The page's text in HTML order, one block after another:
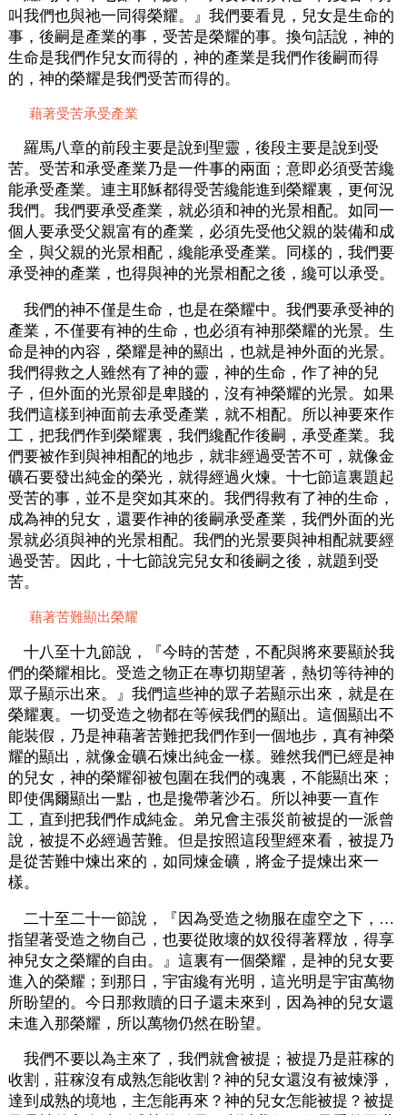
叫我們也與祂一同得榮耀。』我們要看見，兒女是生命的
事，後嗣是產業的事，受苦是榮耀的事。換句話說，神的
生命是我們作兒女而得的，神的產業是我們作後嗣而得
的，神的榮耀是我們受苦而得的。
藉著受苦承受產業
羅馬八章的前段主要是說到聖靈，後段主要是說到受
苦。受苦和承受產業乃是一件事的兩面；意即必須受苦纔
能承受產業。連主耶穌都得受苦纔能進到榮耀裏，更何況
我們。我們要承受產業，就必須和神的光景相配。如同一
個人要承受父親富有的產業，必須先受他父親的裝備和成
全，與父親的光景相配，纔能承受產業。同樣的，我們要
承受神的產業，也得與神的光景相配之後，纔可以承受。
我們的神不僅是生命，也是在榮耀中。我們要承受神的
產業，不僅要有神的生命，也必須有神那榮耀的光景。生
命是神的內容，榮耀是神的顯出，也就是神外面的光景。
我們得救之人雖然有了神的靈，神的生命，作了神的兒
子，但外面的光景卻是卑賤的，沒有神榮耀的光景。如果
我們這樣到神面前去承受產業，就不相配。所以神要來作
工，把我們作到榮耀裏，我們纔配作後嗣，承受產業。我
們要被作到與神相配的地步，就非經過受苦不可，就像金
礦石要發出純金的榮光，就得經過火煉。十七節這裏題起
受苦的事，並不是突如其來的。我們得救有了神的生命，
成為神的兒女，還要作神的後嗣承受產業，我們外面的光
景就必須與神的光景相配。我們的光景要與神相配就要經
過受苦。因此，十七節說完兒女和後嗣之後，就題到受
苦。
藉著苦難顯出榮耀
十八至十九節說，『今時的苦楚，不配與將來要顯於我
們的榮耀相比。受造之物正在專切期望著，熱切等待神的
眾子顯示出來。』我們這些神的眾子若顯示出來，就是在
榮耀裏。一切受造之物都在等候我們的顯出。這個顯出不
能裝假，乃是神藉著苦難把我們作到一個地步，真有神榮
耀的顯出，就像金礦石煉出純金一樣。雖然我們已經是神
的兒女，神的榮耀卻被包圍在我們的魂裏，不能顯出來；
即使偶爾顯出一點，也是攙帶著沙石。所以神要一直作
工，直到把我們作成純金。弟兄會主張災前被提的一派曾
說，被提不必經過苦難。但是按照這段聖經來看，被提乃
是從苦難中煉出來的，如同煉金礦，將金子提煉出來一
樣。
二十至二十一節說，『因為受造之物服在虛空之下，…
指望著受造之物自己，也要從敗壞的奴役得著釋放，得享
神兒女之榮耀的自由。』這裏有一個榮耀，是神的兒女要
進入的榮耀；到那日，宇宙纔有光明，這光明是宇宙萬物
所盼望的。今日那救贖的日子還未來到，因為神的兒女還
未進入那榮耀，所以萬物仍然在盼望。
我們不要以為主來了，我們就會被提；被提乃是莊稼的
收割，莊稼沒有成熟怎能收割？神的兒女還沒有被煉淨，
達到成熟的境地，主怎能再來？神的兒女怎能被提？被提